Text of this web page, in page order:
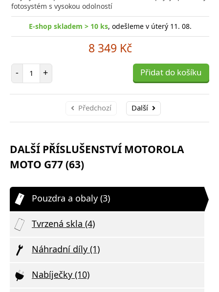
fotosystém s vysokou odolností
E-shop skladem > 10 ks, odešleme v úterý 11. 08.
8 349 Kč
- Počet položek
+ Přidat do košíku
Předchozí Další
DALŠÍ PŘÍSLUŠENSTVÍ MOTOROLA
MOTO G77 (63)
Pouzdra a obaly (3)
Tvrzená skla (4)
Náhradní díly (1)
Nabíječky (10)